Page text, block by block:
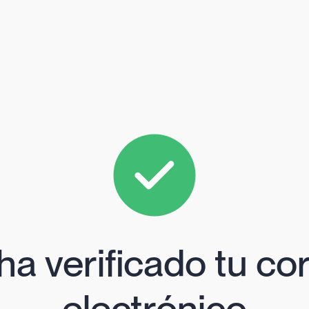
verificado tu